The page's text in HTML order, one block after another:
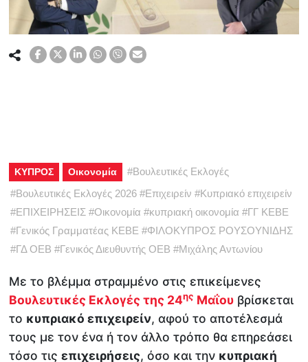
ΚΥΠΡΟΣ Οικονομία #Βουλευτικές Εκλογές
#Βουλευτικές Εκλογές 2026 #Επιχειρείν #Κυπριακό επιχειρείν
#ΕΠΙΧΕΙΡΗΣΕΙΣ #Οικονομία #κυπριακή οικονομία #ΓΓ ΚΕΒΕ
#Γενικός Γραμματέας ΚΕΒΕ #ΦΙΛΟΚΥΠΡΟΣ ΡΟΥΣΟΥΝΙΔΗΣ
#ΓΔ ΟΕΒ #Γενικός Διευθυντής ΟΕΒ #Μιχάλης Αντωνίου
Με το βλέμμα στραμμένο στις επικείμενες
Βουλευτικές Εκλογές της 24ης Μαΐου βρίσκεται
το κυπριακό επιχειρείν, αφού το αποτέλεσμά
τους με τον ένα ή τον άλλο τρόπο θα επηρεάσει
τόσο τιςεπιχειρήσεις, όσο και την κυπριακή